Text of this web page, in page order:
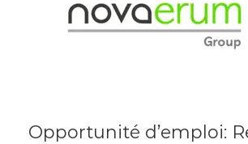
Opportunité d’emploi: